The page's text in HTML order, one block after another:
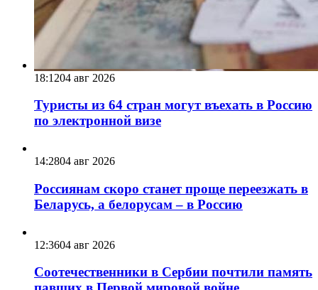
18:1204 авг 2026
Туристы из 64 стран могут въехать в Россию
по электронной визе
14:2804 авг 2026
Россиянам скоро станет проще переезжать в
Беларусь, а белорусам – в Россию
12:3604 авг 2026
Соотечественники в Сербии почтили память